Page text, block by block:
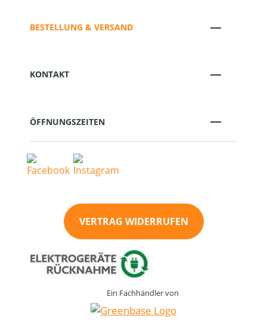
BESTELLUNG & VERSAND
KONTAKT
ÖFFNUNGSZEITEN
VERTRAG WIDERRUFEN
Ein Fachhändler von